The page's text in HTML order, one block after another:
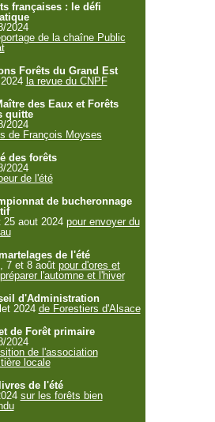
françaises : le défi
2024
de la chaîne Public
Forêts du Grand Est
la revue du CNPF
des Eaux et Forêts
quitte
2024
de François Moyses
des forêts
2024
de l'été
de bucheronnage
25 aout 2024 pour envoyer du
de l'été
7 et 8 août pour d'ores et
l'automne et l'hiver
d'Administration
2024 de Forestiers d'Alsace
de Forêt primaire
2024
de l'association
locale
de l'été
sur les forêts bien